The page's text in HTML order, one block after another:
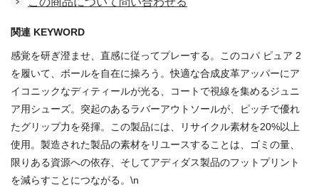
関連 KEYWORD
感覚を研ぎ澄ませ、直感に従ってプレーする。このコパ ピュア 2
を履いて、ボールを自在に操ろう。快適な合成皮革アッパーにア
イコニックなディティールが光る、コートで視線を集めるジュニ
ア用シューズ。突起のあるラバーアウトソールが、ピッチで優れ
たグリップ力を発揮。この製品には、リサイクル素材を20%以上
使用。製造された製品の素材をリユースすることは、ゴミの量、
限りある資源への依存、そしてアディダス製品のフットプリント
を減らすことにつながる。\n